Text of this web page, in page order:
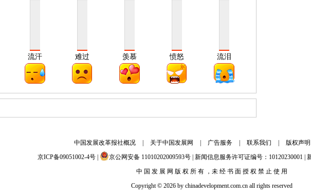
流汗 难过 羡慕 愤怒 流泪
中国发展改革报社概况 | 关于中国发展网 | 广告服务 | 联系我们 | 版权声明
京ICP备09051002-4号 |
京公网安备 11010202009593号 | 新闻信息服务许可证编号：10120230001 |
中 国 发 展 网 版 权 所 有 ，未 经 书 面 授 权 禁 止 使 用
Copyright © 2026 by chinadevelopment.com.cn all rights reserved